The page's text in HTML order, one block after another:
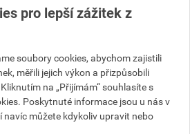
použití se systémovou
podklad UNI nebo weberpas
silikátovému pojivu má
extraClean active vlastnosti
omítce, není však tak citlivá na
při zpracování a zrání.
omítky weberpas extraClean
pro lepší zážitek z
soubory cookies, abychom zajistili
měřili jejich výkon a přizpůsobili
na „Přijímám“ souhlasíte s
Poskytnuté informace jsou u nás v
navíc můžete kdykoliv upravit nebo